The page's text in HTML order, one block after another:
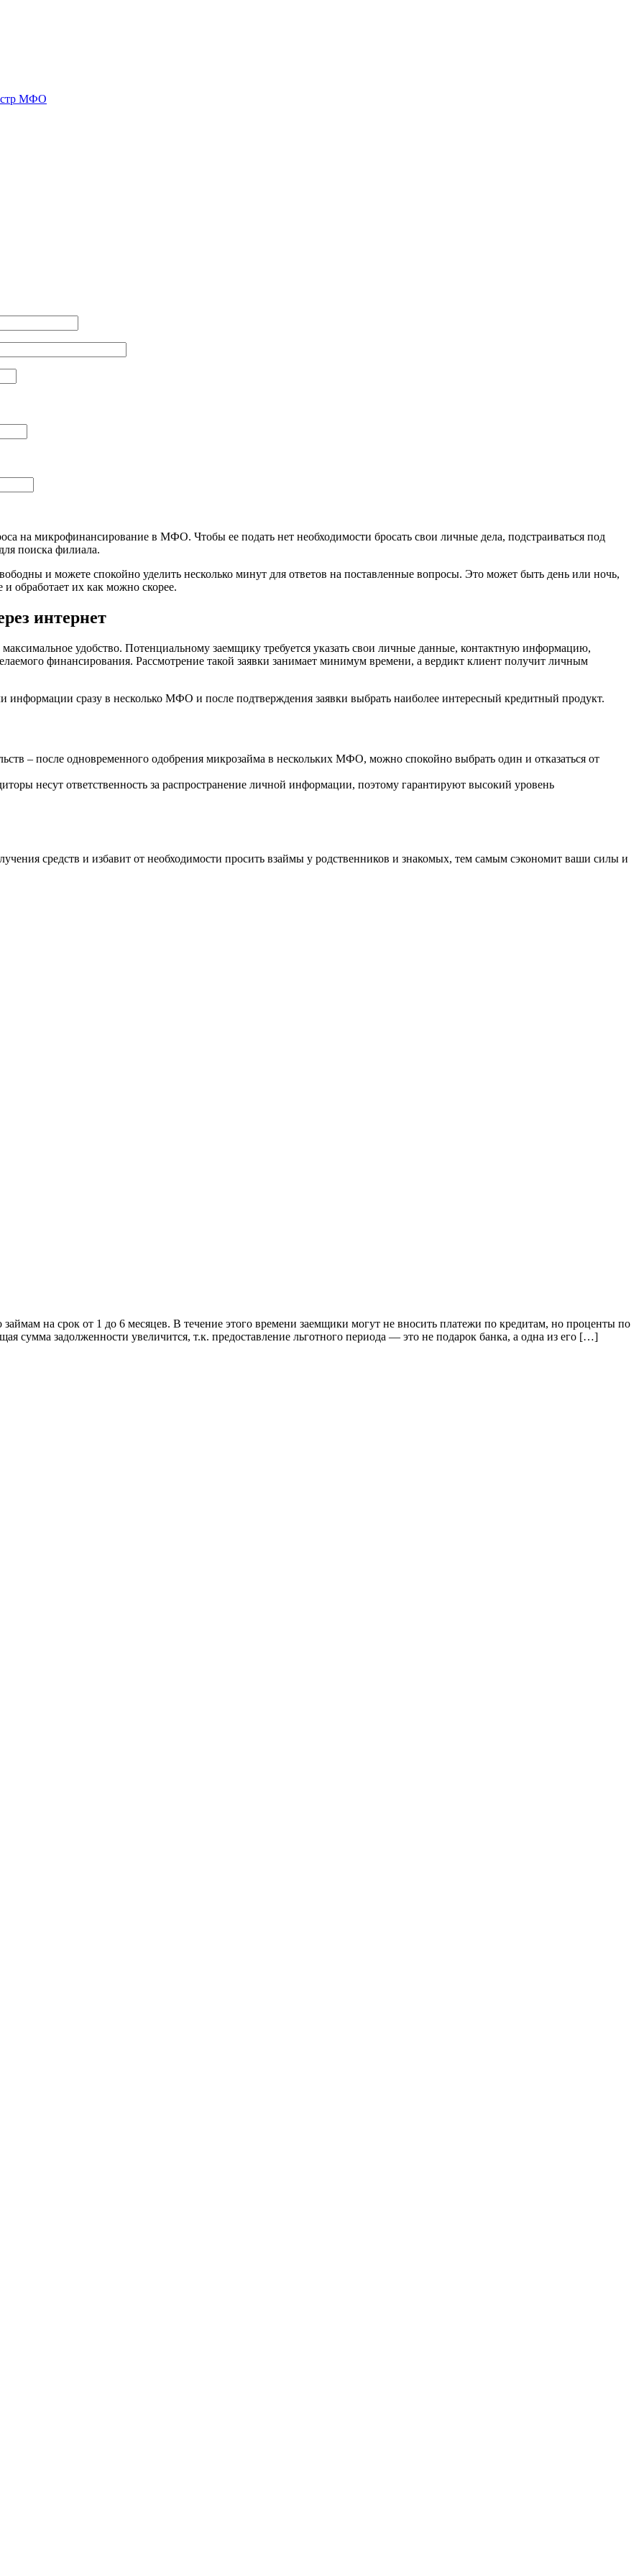
МФО
на микрофинансирование в МФО. Чтобы ее подать нет необходимости бросать свои личные дела, подстраиваться под
поиска филиала.
и можете спокойно уделить несколько минут для ответов на поставленные вопросы. Это может быть день или ночь,
обработает их как можно скорее.
интернет
удобство. Потенциальному заемщику требуется указать свои личные данные, контактную информацию,
финансирования. Рассмотрение такой заявки занимает минимум времени, а вердикт клиент получит личным
информации сразу в несколько МФО и после подтверждения заявки выбрать наиболее интересный кредитный продукт.
– после одновременного одобрения микрозайма в нескольких МФО, можно спокойно выбрать один и отказаться от
несут ответственность за распространение личной информации, поэтому гарантируют высокий уровень
средств и избавит от необходимости просить взаймы у родственников и знакомых, тем самым сэкономит ваши силы и
на срок от 1 до 6 месяцев. В течение этого времени заемщики могут не вносить платежи по кредитам, но проценты по
сумма задолженности увеличится, т.к. предоставление льготного периода — это не подарок банка, а одна из его […]